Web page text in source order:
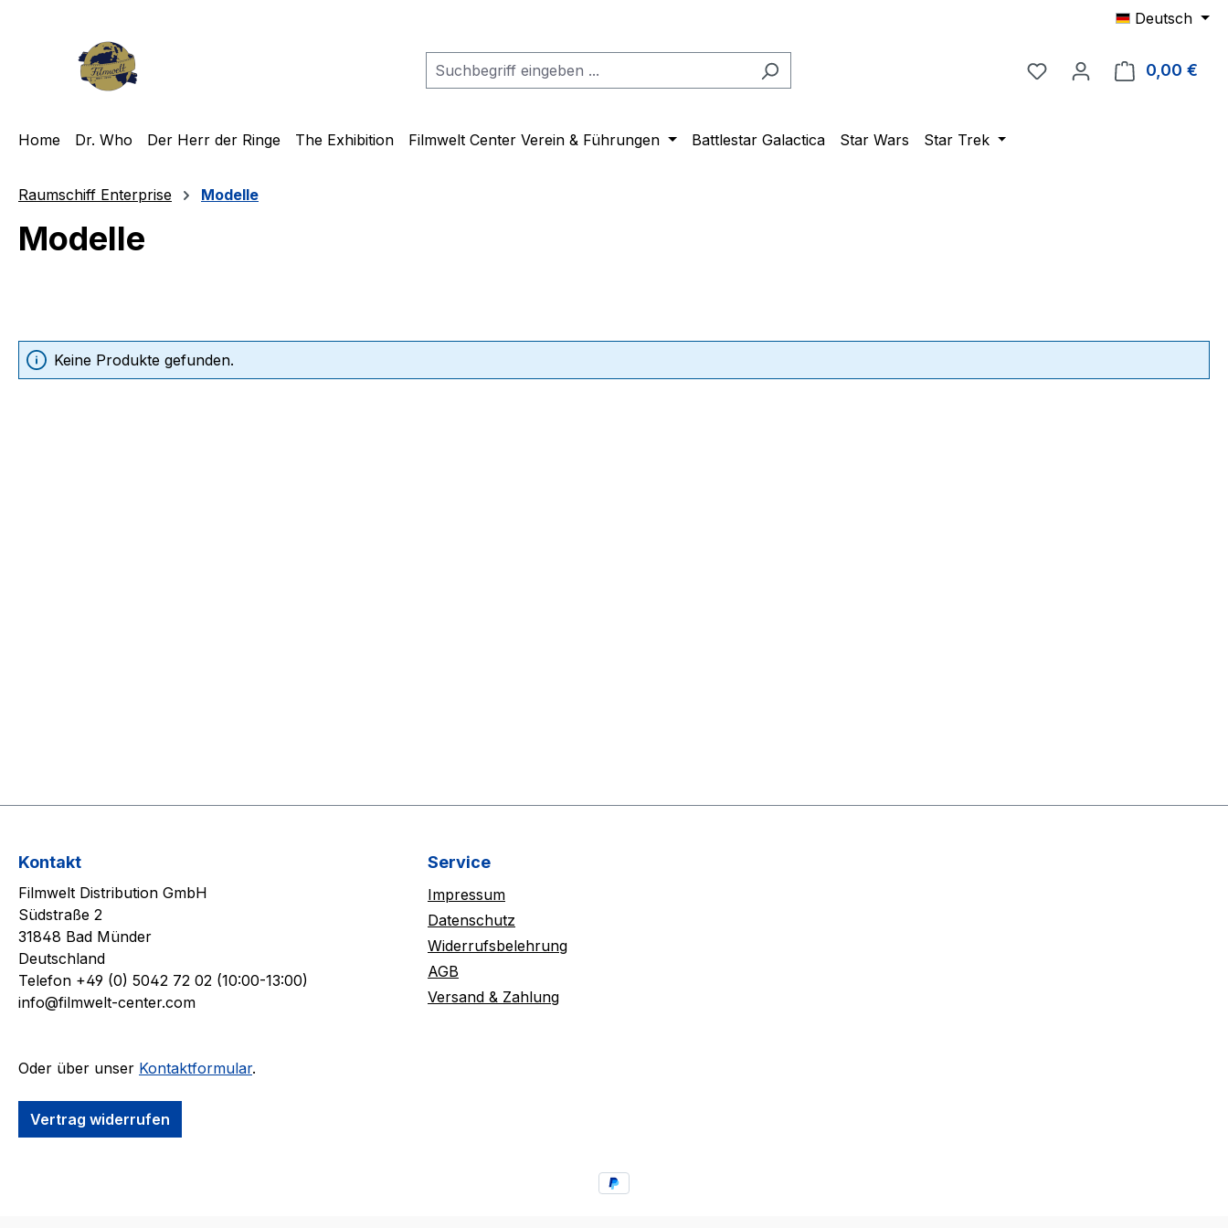
Deutsch
Du hast 0 Produkte auf
0,00 €
Home Dr. Who Der Herr der Ringe The Exhibition Filmwelt Center Verein & Führungen Battlestar Galactica Star Wars Star Trek
Raumschiff Enterprise Modelle
Modelle
Keine Produkte gefunden.
Kontakt
Filmwelt Distribution GmbH
Südstraße 2
31848 Bad Münder
Deutschland
Telefon +49 (0) 5042 72 02 (10:00-13:00)
info@filmwelt-center.com
Oder über unser Kontaktformular.
Vertrag widerrufen
Service
Impressum
Datenschutz
Widerrufsbelehrung
AGB
Versand & Zahlung